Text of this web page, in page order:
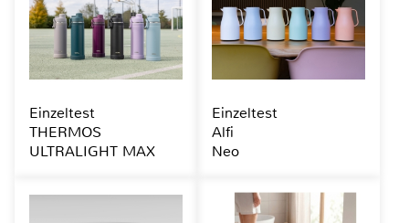
Einzeltest
THERMOS
ULTRALIGHT MAX
Einzeltest
Alfi
Neo